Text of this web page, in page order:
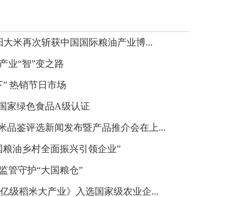
大米再次斩获中国国际粮油产业博...
业“智”变之路
热销节日市场
家绿色食品A级认证
品鉴评选新闻发布暨产品推介会在上...
油乡村全面振兴引领企业”
管守护“大国粮仓”
亿级稻米大产业》入选国家级农业企...